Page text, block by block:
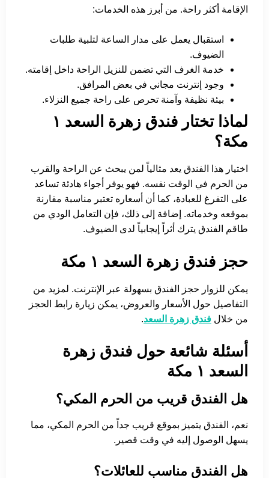
الإقامة أكثر راحة. من أبرز هذه الخدمات:
استقبال يعمل على مدار الساعة لتلبية طلبات
الضيوف.
خدمة الغرف التي تضمن للنزيل الراحة داخل إقامته.
وجود إنترنت مجاني في بعض المرافق.
بيئة نظيفة وآمنة تحرص على راحة جميع النزلاء.
لماذا تختار فندق زهرة السعد ١
مكة؟
اختيار هذا الفندق يعد مثالياً لمن يبحث عن الراحة والقرب
من الحرم في الوقت نفسه. فهو يوفر أجواء هادئة تساعد
على التفرغ للعبادة، كما أن أسعاره تعتبر مناسبة مقارنة
بموقعه وخدماته. إضافة إلى ذلك، فإن التعامل الودي من
طاقم الفندق يترك أثراً إيجابياً لدى الضيوف.
حجز فندق زهرة السعد ١ مكة
يمكن للزوار حجز الفندق بسهولة عبر الإنترنت. لمزيد من
التفاصيل حول الأسعار والعروض، يمكن زيارة رابط الحجز
من خلال فندق زهرة السعد.
أسئلة شائعة حول فندق زهرة
السعد ١ مكة
هل الفندق قريب من الحرم المكي؟
نعم، الفندق يتميز بموقع قريب جداً من الحرم المكي، مما
يسهل الوصول إليه في وقت قصير.
هل الفندق مناسب للعائلات؟